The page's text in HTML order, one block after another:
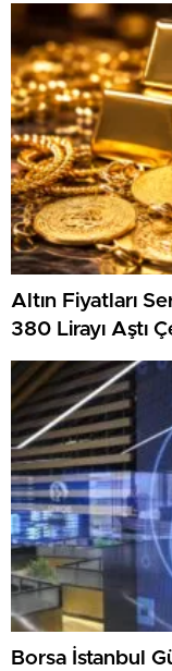
Altın Fiyatları
380 Lirayı Aştı
Çıktı
Borsa İstanbul